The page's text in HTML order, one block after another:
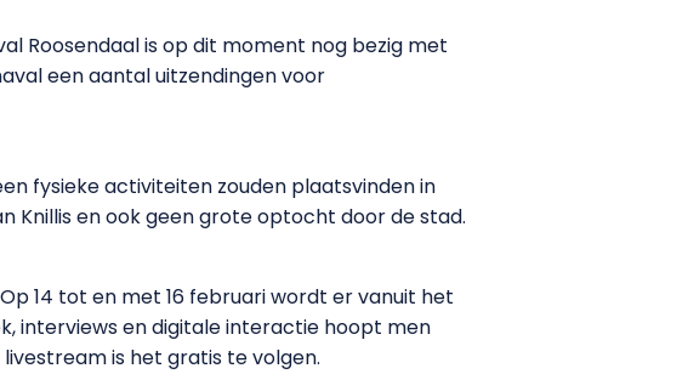
Roosendaal is op dit moment nog bezig met
een aantal uitzendingen voor
fysieke activiteiten zouden plaatsvinden in
Knillis en ook geen grote optocht door de stad.
14 tot en met 16 februari wordt er vanuit het
interviews en digitale interactie hoopt men
is het gratis te volgen.